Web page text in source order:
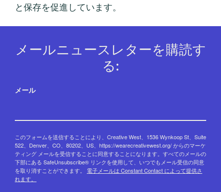
と保存を促進しています。
メールニュースレターを購読す
る:
メール
このフォームを送信することにより、Creative West、1536 Wynkoop St、Suite
522、Denver、CO、80202、US、https://wearecreativewest.org/ からのマーケ
ティング メールを受信することに同意することになります。すべてのメールの
下部にある SafeUnsubscribe® リンクを使用して、いつでもメール受信の同意
を取り消すことができます。 電子メールは Constant Contact によって提供さ
れます。